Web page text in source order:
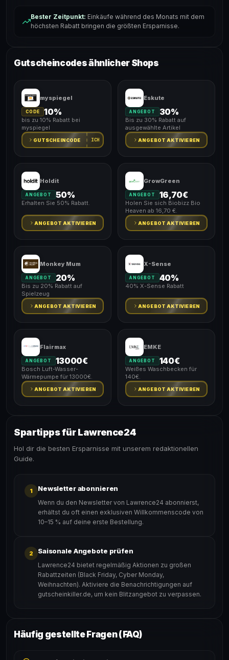
Bester Zeitpunkt: Einkäufe während des Monats mit dem
höchsten Rabatt bringen die größten Ersparnisse.
Gutscheincodes ähnlicher Shops
myspiegel
CODE 10%
bis zu 10% Rabatt bei
myspiegel
GUTSCHEINCODE ICH
Eskute
ANGEBOT 30%
Bis zu 30% Rabatt auf
ausgewählte Artikel
ANGEBOT AKTIVIEREN
Holdit
ANGEBOT 50%
Erhalten Sie 50% Rabatt.
ANGEBOT AKTIVIEREN
GrowGreen
ANGEBOT 16,70€
Holen Sie sich Biobizz Bio
Heaven ab 16,70 €.
ANGEBOT AKTIVIEREN
Monkey Mum
ANGEBOT 20%
Bis zu 20% Rabatt auf
Spielzeug
ANGEBOT AKTIVIEREN
X-Sense
ANGEBOT 40%
40% X-Sense Rabatt
ANGEBOT AKTIVIEREN
Flairmax
ANGEBOT 13000€
Bosch Luft-Wasser-
Wärmepumpe für 13000€.
ANGEBOT AKTIVIEREN
EMKE
ANGEBOT 140€
Weißes Waschbecken für
140€.
ANGEBOT AKTIVIEREN
Spartipps für Lawrence24
Hol dir die besten Ersparnisse mit unserem redaktionellen
Guide.
1 Newsletter abonnieren
Wenn du den Newsletter von Lawrence24 abonnierst,
erhältst du oft einen exklusiven Willkommenscode von
10–15 % auf deine erste Bestellung.
2 Saisonale Angebote prüfen
Lawrence24 bietet regelmäßig Aktionen zu großen
Rabattzeiten (Black Friday, Cyber Monday,
Weihnachten). Aktiviere die Benachrichtigungen auf
gutscheinkiller.de, um kein Blitzangebot zu verpassen.
Häufig gestellte Fragen (FAQ)